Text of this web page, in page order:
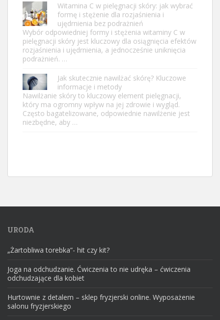
Witamina C w pielęgnacji skóry: jak wybrać
formę i stężenie dla rozjaśnienia i
ujędrnienia bez podrażnień
Wybór odpowiedniej formy i stężenia witaminy C w
pielęgnacji skóry jest kluczowy dla osiągnięcia efektów
rozjaśnienia i ujędrnienia, a jednocześnie uniknięcia
podrażnień. …
Jak skutecznie nawilżać skórę? Kluczowe
informacje i metody
Nawilżanie skóry to kluczowy element pielęgnacji,
który ma ogromny wpływ na jej zdrowie i wygląd.
Często bagatelizowane, odpowiednie nawilżenie jest
niezbędne, aby …
URODA
„Żartobliwa torebka”- hit czy kit?
Joga na odchudzanie. Ćwiczenia to nie udręka – ćwiczenia
odchudzające dla kobiet
Hurtownie z detalem – sklep fryzjerski online. Wyposażenie
salonu fryzjerskiego